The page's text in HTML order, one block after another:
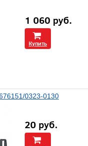
1 060 руб.
Купить
0323-0130
20 руб.